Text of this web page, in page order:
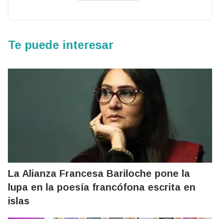
Te puede interesar
La Alianza Francesa Bariloche pone la
lupa en la poesía francófona escrita en
islas